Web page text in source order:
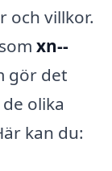
och villkor.
xn--
gör det
olika
kan du: